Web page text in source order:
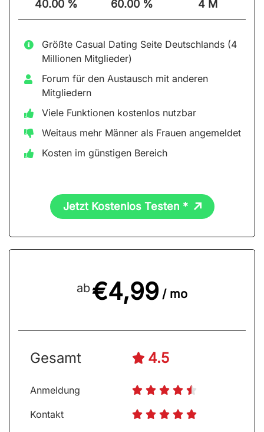
40.00 % 60.00 % 4 M
Größte Casual Dating Seite Deutschlands (4
Millionen Mitglieder)
Forum für den Austausch mit anderen
Mitgliedern
Viele Funktionen kostenlos nutzbar
Weitaus mehr Männer als Frauen angemeldet
Kosten im günstigen Bereich
Jetzt Kostenlos Testen *
ab€4,99 / mo
Gesamt  4.5
Anmeldung     
Kontakt     